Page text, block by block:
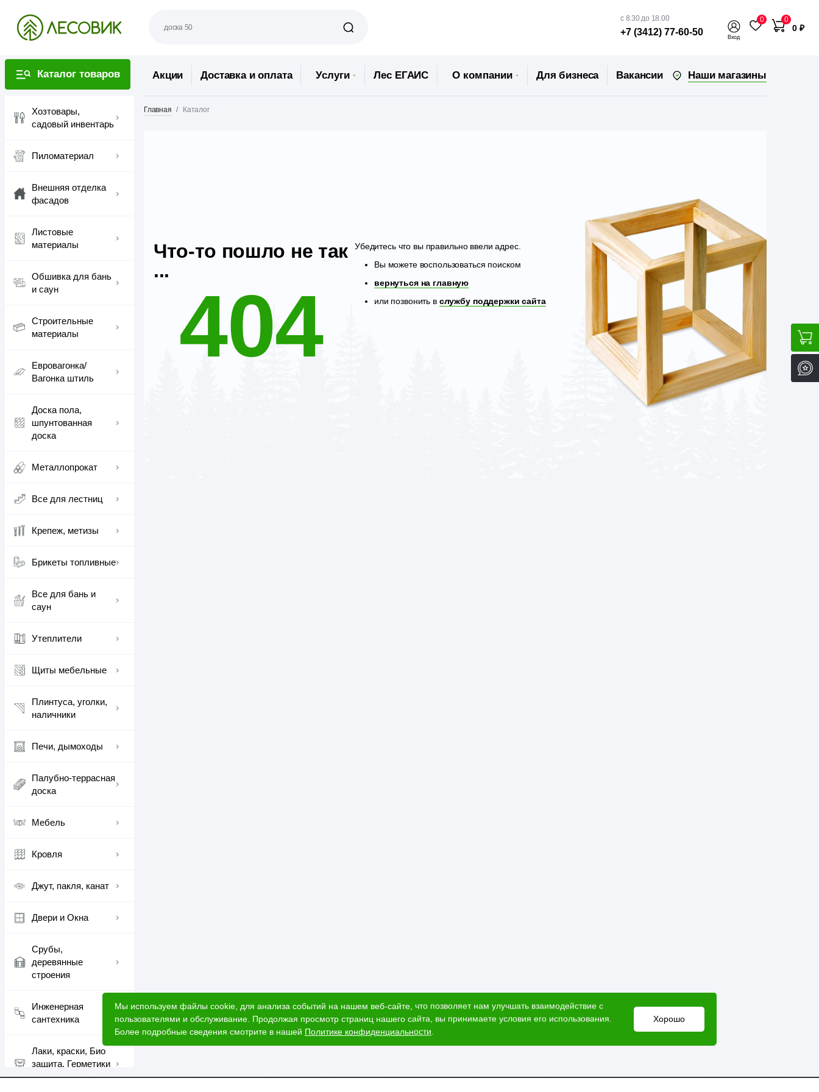
с 8.30 до 18.00
+7 (3412) 77-60-50 Вход
0 0
0 ₽
Каталог товаров
Хозтовары,
садовый инвентарь
Пиломатериал
Внешняя отделка
фасадов
Листовые
материалы
Обшивка для бань
и саун
Строительные
материалы
Евровагонка/
Вагонка штиль
Доска пола,
шпунтованная
доска
Металлопрокат
Все для лестниц
Крепеж, метизы
Брикеты топливные
Все для бань и
саун
Утеплители
Щиты мебельные
Плинтуса, уголки,
наличники
Печи, дымоходы
Палубно-террасная
доска
Мебель
Кровля
Джут, пакля, канат
Двери и Окна
Срубы,
деревянные
строения
Инженерная
сантехника
Лаки, краски, Био
защита, Герметики
шовные
Акции Доставка и оплата Услуги Лес ЕГАИС О компании Для бизнеса Вакансии Наши магазины
Главная Каталог
Что-то пошло не так
...
404
Убедитесь что вы правильно ввели адрес.
Вы можете воспользоваться поиском
вернуться на главную
или позвонить в службу поддержки сайта
Мы используем файлы cookie, для анализа событий на нашем веб-сайте, что позволяет нам улучшать взаимодействие с
пользователями и обслуживание. Продолжая просмотр страниц нашего сайта, вы принимаете условия его использования.
Более подробные сведения смотрите в нашей Политике конфиденциальности.
Хорошо